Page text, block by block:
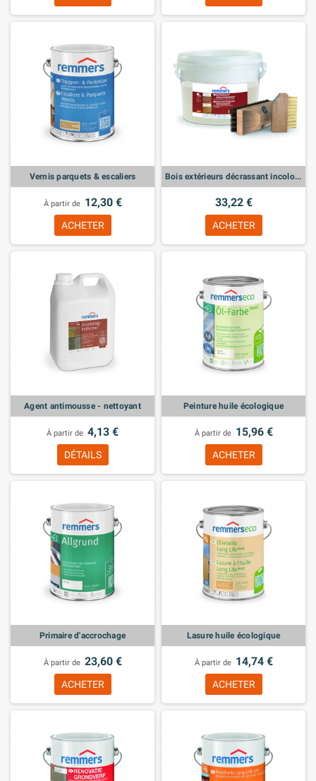
Vernis parquets & escaliers
À partir de 12,30 €
ACHETER
Bois extérieurs décrassant incolore 2,5L
33,22 €
ACHETER
Agent antimousse - nettoyant
À partir de 4,13 €
DÉTAILS
Peinture huile écologique
À partir de 15,96 €
ACHETER
Primaire d'accrochage
À partir de 23,60 €
ACHETER
Lasure huile écologique
À partir de 14,74 €
ACHETER